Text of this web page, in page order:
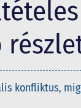
konfliktus,